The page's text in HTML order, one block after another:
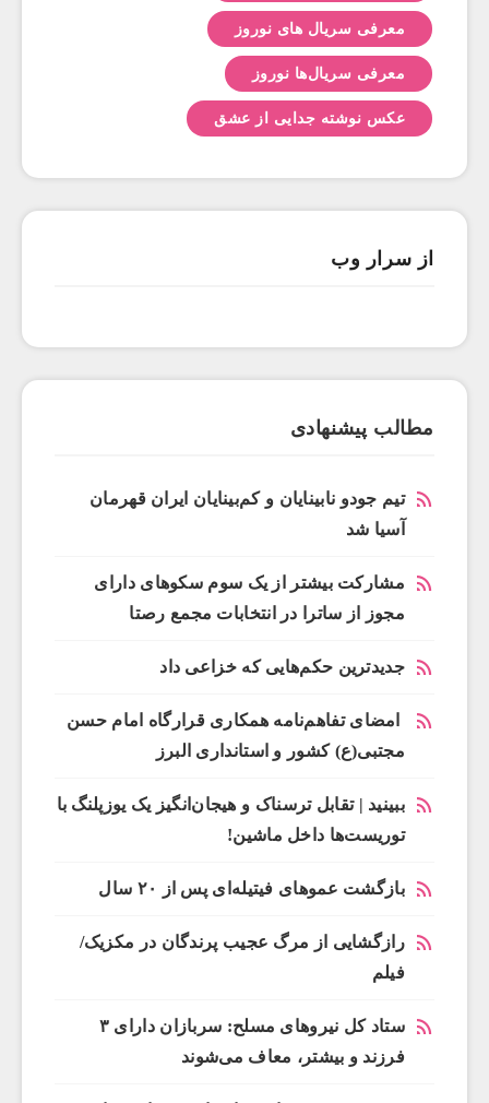
معرفی سریال های نوروز
معرفی سریال‌ها نوروز
عکس نوشته جدایی از عشق
از سرار وب
مطالب پیشنهادی
تیم جودو نابینایان و کم‌بینایان ایران قهرمان
آسیا شد
مشارکت بیشتر از یک سوم سکوهای دارای
مجوز از ساترا در انتخابات مجمع رصتا
جدیدترین حکم‌هایی که خزاعی داد
امضای تفاهم‌نامه همکاری قرارگاه امام حسن
مجتبی(ع) کشور و استانداری البرز
ببینید | تقابل ترسناک و هیجان‌انگیز یک یوزپلنگ با
توریست‌ها داخل ماشین!
بازگشت عموهای فیتیله‌ای پس از ۲۰ سال
رازگشایی از مرگ عجیب پرندگان در مکزیک/
فیلم
ستاد کل نیروهای مسلح: سربازان دارای ۳
فرزند و بیشتر، معاف می‌شوند